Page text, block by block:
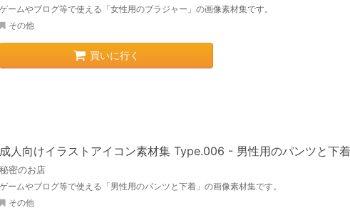
ゲームやブログ等で使える「女性用のブラジャー」の画像素材集です。
その他
買いに行く
成人向けイラストアイコン素材集 Type.006 - 男性用のパンツと下着
秘密のお店
ゲームやブログ等で使える「男性用のパンツと下着」の画像素材集です。
その他